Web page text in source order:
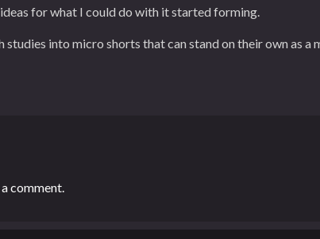
for what I could do with it started forming.
studies into micro shorts that can stand on their own as a
comment.